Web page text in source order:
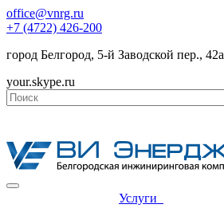
office@vnrg.ru
+7 (4722) 426-200
город Белгород, 5-й Заводской пер., 42а
your.skype.ru
Услуги